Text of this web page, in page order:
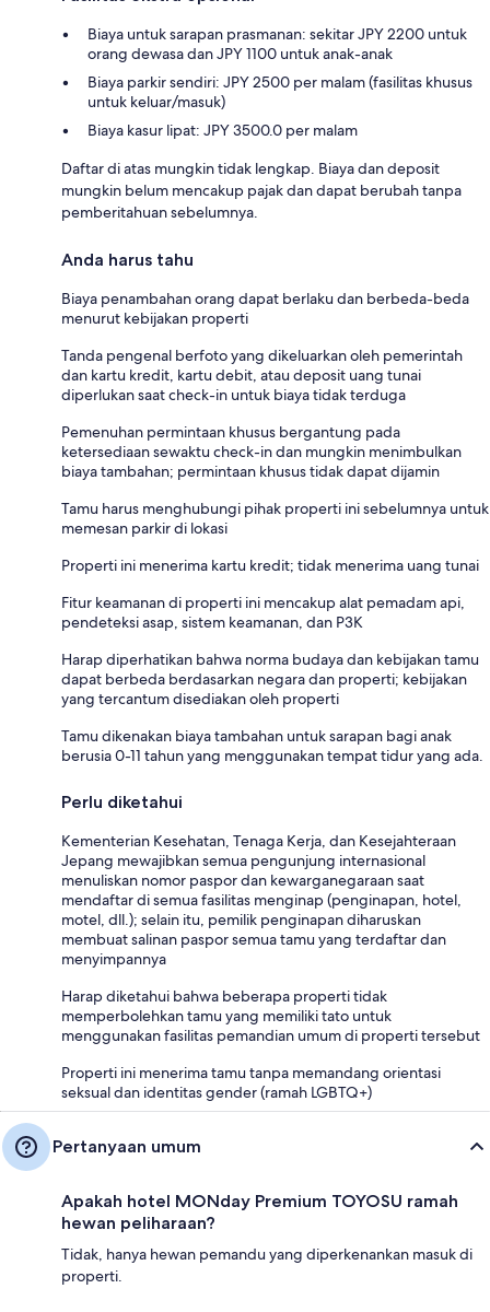
Biaya untuk sarapan prasmanan: sekitar JPY 2200 untuk
orang dewasa dan JPY 1100 untuk anak-anak
Biaya parkir sendiri: JPY 2500 per malam (fasilitas khusus
untuk keluar/masuk)
Biaya kasur lipat: JPY 3500.0 per malam
Daftar di atas mungkin tidak lengkap. Biaya dan deposit
mungkin belum mencakup pajak dan dapat berubah tanpa
pemberitahuan sebelumnya.
Anda harus tahu
Biaya penambahan orang dapat berlaku dan berbeda-beda
menurut kebijakan properti
Tanda pengenal berfoto yang dikeluarkan oleh pemerintah
dan kartu kredit, kartu debit, atau deposit uang tunai
diperlukan saat check-in untuk biaya tidak terduga
Pemenuhan permintaan khusus bergantung pada
ketersediaan sewaktu check-in dan mungkin menimbulkan
biaya tambahan; permintaan khusus tidak dapat dijamin
Tamu harus menghubungi pihak properti ini sebelumnya untuk
memesan parkir di lokasi
Properti ini menerima kartu kredit; tidak menerima uang tunai
Fitur keamanan di properti ini mencakup alat pemadam api,
pendeteksi asap, sistem keamanan, dan P3K
Harap diperhatikan bahwa norma budaya dan kebijakan tamu
dapat berbeda berdasarkan negara dan properti; kebijakan
yang tercantum disediakan oleh properti
Tamu dikenakan biaya tambahan untuk sarapan bagi anak
berusia 0-11 tahun yang menggunakan tempat tidur yang ada.
Perlu diketahui
Kementerian Kesehatan, Tenaga Kerja, dan Kesejahteraan
Jepang mewajibkan semua pengunjung internasional
menuliskan nomor paspor dan kewarganegaraan saat
mendaftar di semua fasilitas menginap (penginapan, hotel,
motel, dll.); selain itu, pemilik penginapan diharuskan
membuat salinan paspor semua tamu yang terdaftar dan
menyimpannya
Harap diketahui bahwa beberapa properti tidak
memperbolehkan tamu yang memiliki tato untuk
menggunakan fasilitas pemandian umum di properti tersebut
Properti ini menerima tamu tanpa memandang orientasi
seksual dan identitas gender (ramah LGBTQ+)
Pertanyaan umum
Apakah hotel MONday Premium TOYOSU ramah
hewan peliharaan?
Tidak, hanya hewan pemandu yang diperkenankan masuk di
properti.